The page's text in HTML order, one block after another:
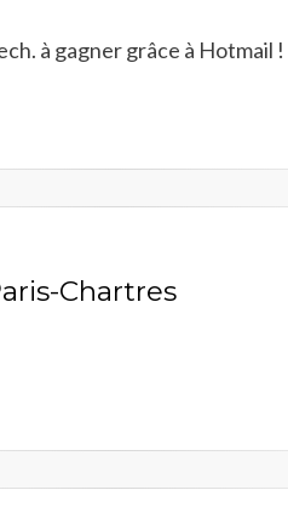
à gagner grâce à Hotmail !
Chartres